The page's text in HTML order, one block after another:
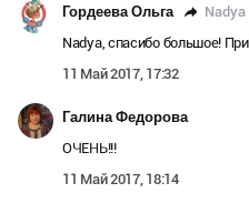
Гордеева Ольга Nadya
Nadya, спасибо большое!
11 Май 2017, 17:32
Галина Федорова
ОЧЕНЬ!!!
11 Май 2017, 18:14